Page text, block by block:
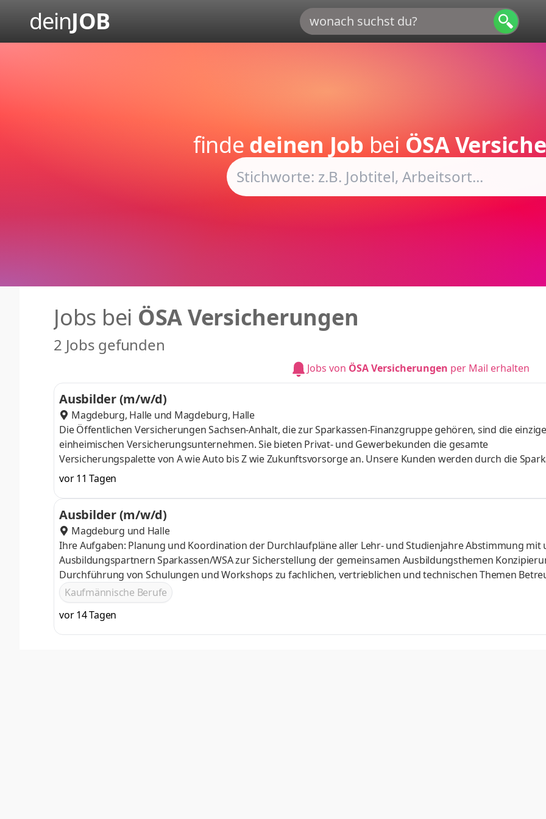
deinJOB
finde deinen Jobbei ÖSA
Jobs bei ÖSA Versicherungen
2 Jobs gefunden
Jobs von ÖSA Versicherungen per Mail erhalten
Ausbilder (m/w/d)
Magdeburg, Halle und Magdeburg, Halle
Die Öffentlichen Versicherungen Sachsen-Anhalt, die zur Sparkassen-Finanzgruppe gehören, sind die
einheimischen Versicherungsunternehmen. Sie bieten Privat- und Gewerbekunden die gesamte
Versicherungspalette von A wie Auto bis Z wie Zukunftsvorsorge an. Unsere Kunden werden durch die
im Land und rund 80 Agenturen betreut. Für die Standorte Magdeburg und Halle suchen wir einen Ausbilder
Aufgaben Planung und Koordination der Durchlaufpläne aller Lehr- und Studienjahre Abstimmung mit
Ausbildungspartnern Sparkassen/WSA zur Sicherstellung der gemeinsamen Ausbildungsthemen
Durchführung von Schulungen und Workshops zu fachlichen, vertrieblichen
vor 11 Tagen
Ausbilder (m/w/d)
Magdeburg und Halle
Ihre Aufgaben: Planung und Koordination der Durchlaufpläne aller Lehr- und Studienjahre Abstimmung mit
Ausbildungspartnern Sparkassen/WSA zur Sicherstellung der gemeinsamen Ausbildungsthemen
Durchführung von Schulungen und Workshops zu fachlichen, vertrieblichen und technischen Themen
und enge Begleitung der Auszubildenden im Ausbildungsalltag (Innendienst/Außendienst/Berufsschule) in
Abstimmung mit der Abteilung Personal- und Sozialwesen
Kaufmännische Berufe
vor 14 Tagen